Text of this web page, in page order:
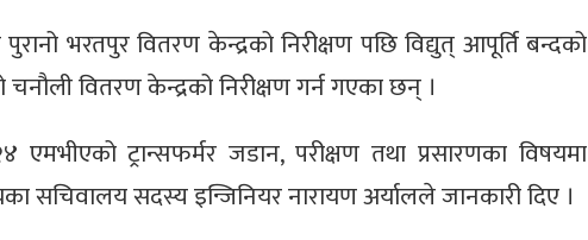
भरतपुर वितरण केन्द्रको निरीक्षण पछि विद्युत् आपूर्ति बन्दको
वितरण केन्द्रको निरीक्षण गर्न गएका छन् ।
ट्रान्सफर्मर जडान, परीक्षण तथा प्रसारणका विषयमा
सचिवालय सदस्य इन्जिनियर नारायण अर्यालले जानकारी दिए ।